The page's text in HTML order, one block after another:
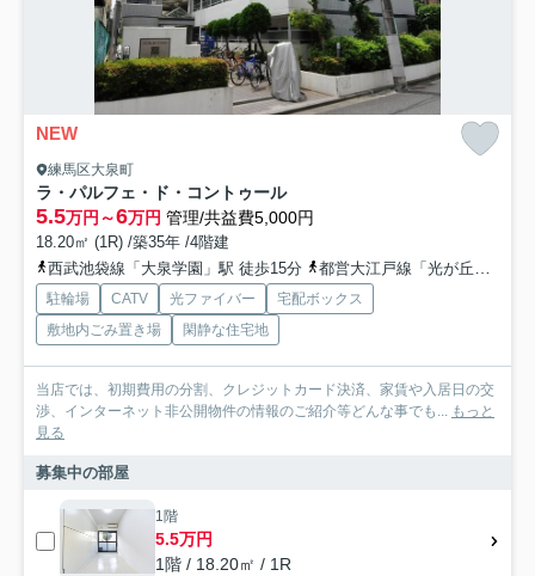
NEW
練馬区大泉町
ラ・パルフェ・ド・コントゥール
5.5万円～6万円 管理/共益費5,000円
18.20㎡ (1R) /築35年 /4階建
西武池袋線「大泉学園」駅 徒歩15分
都営大江戸線「光が丘」駅 徒歩51分
駐輪場 CATV 光ファイバー
宅配ボックス
敷地内ごみ置き場
閑静な住宅地
当店では、初期費用の分割、クレジットカード決済、家賃や入居日の交
渉、インターネット非公開物件の情報のご紹介等どんな事でも... もっと
見る
募集中の部屋
1階
5.5万円
1階 / 18.20㎡ / 1R